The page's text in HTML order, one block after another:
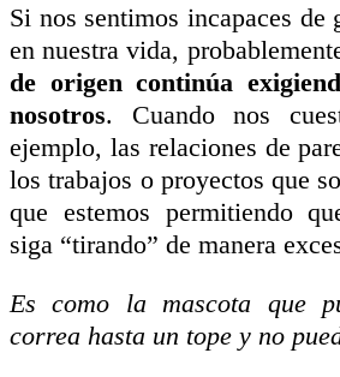
Si nos sentimos incapaces de
en nuestra vida,
de origen continúa
nosotros. Cuando nos
ejemplo, las relaciones de
los trabajos o proyectos que
que estemos permitiendo
siga “tirando” de manera
Es como la mascota que
correa hasta un tope y no